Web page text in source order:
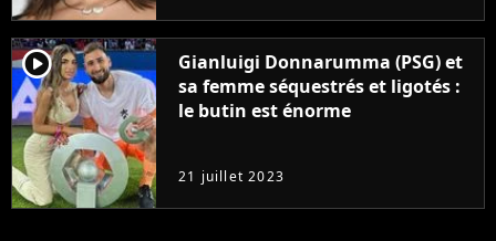
player2
Gianluigi Donnarumma (PSG) et
sa femme séquestrés et ligotés :
le butin est énorme
21 juillet 2023